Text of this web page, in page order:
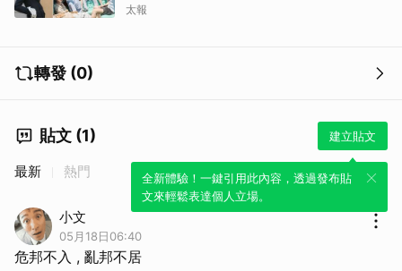
太報
轉發 (0)
貼文 (1) 建立貼文
全新體驗！一鍵引用此內容，透過發布貼
文來輕鬆表達個人立場。
最新 熱門
小文
05月18日06:40
危邦不入 , 亂邦不居